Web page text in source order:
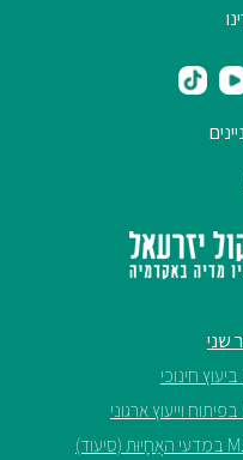
שני
M.S.N במדעי האֲחָיוּת (סיעוד)